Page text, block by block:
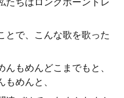
とで、こんな歌を歌った
もめんどこまでもと、
めんと、